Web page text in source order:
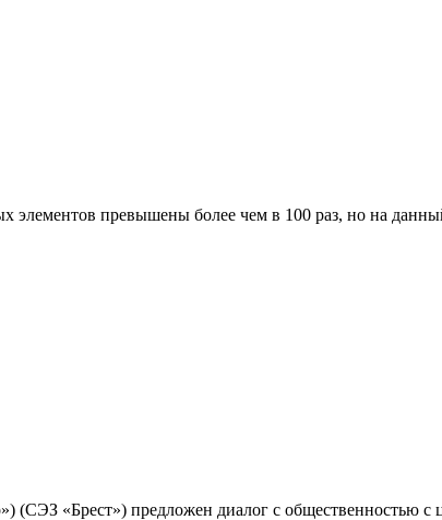
элементов превышены более чем в 100 раз, но на
«Брест») предложен диалог с общественностью с